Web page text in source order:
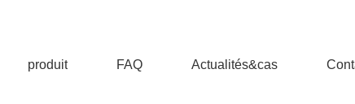
produit FAQ Actualités&cas